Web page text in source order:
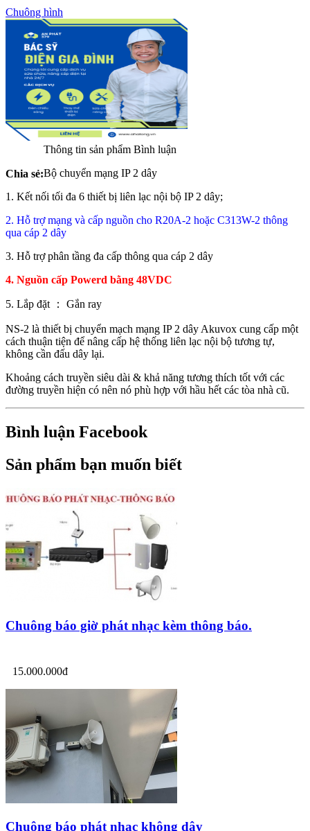
Chuông hình
Chia sẻ:
Thông tin sản phẩm Bình luận
Bộ chuyển mạng IP 2 dây
1. Kết nối tối đa 6 thiết bị liên lạc nội bộ IP 2 dây;
2. Hỗ trợ mạng và cấp nguồn cho R20A-2 hoặc C313W-2 thông
qua cáp 2 dây
3. Hỗ trợ phân tầng đa cấp thông qua cáp 2 dây
4. Nguồn cấp Powerd bằng 48VDC
5. Lắp đặt ： Gắn ray
NS-2 là thiết bị chuyển mạch mạng IP 2 dây Akuvox cung cấp một
cách thuận tiện để nâng cấp hệ thống liên lạc nội bộ tương tự,
không cần đấu dây lại.
Khoảng cách truyền siêu dài & khả năng tương thích tốt với các
đường truyền hiện có nên nó phù hợp với hầu hết các tòa nhà cũ.
Bình luận Facebook
Sản phẩm bạn muốn biết
Chuông báo giờ phát nhạc kèm thông báo.
15.000.000đ
Chuông báo phát nhạc không dây